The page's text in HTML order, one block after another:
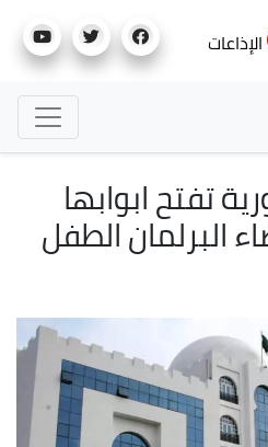
إلى
تفتح ابوابها
البرلمان الطفل